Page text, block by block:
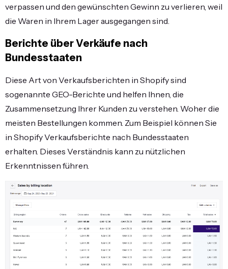
verpassen und den gewünschten Gewinn zu verlieren, weil
die Waren in Ihrem Lager ausgegangen sind.
Berichte über Verkäufe nach
Bundesstaaten
Diese Art von Verkaufsberichten in Shopify sind
sogenannte GEO-Berichte und helfen Ihnen, die
Zusammensetzung Ihrer Kunden zu verstehen. Woher die
meisten Bestellungen kommen. Zum Beispiel können Sie
in Shopify Verkaufsberichte nach Bundesstaaten
erhalten. Dieses Verständnis kann zu nützlichen
Erkenntnissen führen.